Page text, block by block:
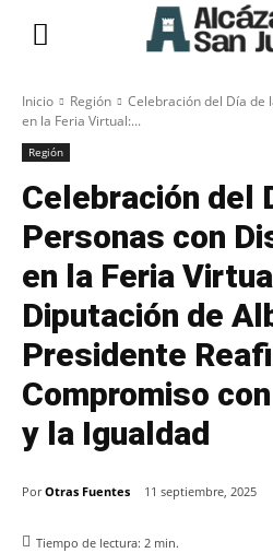
Inicio Región
Celebración del Día de
en la Feria Virtual:...
Región
Celebración del
Personas con
en la Feria
Diputación de
Presidente
Compromiso
y la Igualdad
Por Otras Fuentes 11 septiembre, 2025
Tiempo de lectura: 2 min.